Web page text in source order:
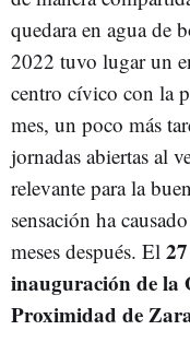
quedara en agua de
2022 tuvo lugar un
centro cívico con la
mes, un poco más
jornadas abiertas al
relevante para la
sensación ha
meses después. El
inauguración de la
Proximidad de